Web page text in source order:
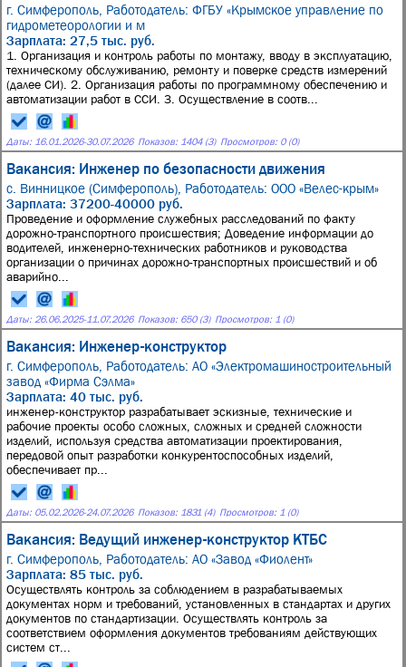
г. Симферополь, Работодатель: ФГБУ «Крымское управление по
гидрометеорологии и м
Зарплата: 27,5 тыс. руб.
1. Организация и контроль работы по монтажу, вводу в эксплуатацию,
техническому обслуживанию, ремонту и поверке средств измерений
(далее СИ). 2. Организация работы по программному обеспечению и
автоматизации работ в ССИ. 3. Осуществление в соотв...
Даты: 16.01.2026-30.07.2026 Показов: 1404 (3) Просмотров: 0 (0)
Вакансия: Инженер по безопасности движения
с. Винницкое (Симферополь), Работодатель: ООО «Велес-крым»
Зарплата: 37200-40000 руб.
Проведение и оформление служебных расследований по факту
дорожно-транспортного происшествия; Доведение информации до
водителей, инженерно-технических работников и руководства
организации о причинах дорожно-транспортных происшествий и об
аварийно...
Даты: 26.06.2025-11.07.2026 Показов: 650 (3) Просмотров: 1 (0)
Вакансия: Инженер-конструктор
г. Симферополь, Работодатель: АО «Электромашиностроительный
завод «Фирма Сэлма»
Зарплата: 40 тыс. руб.
инженер-конструктор разрабатывает эскизные, технические и
рабочие проекты особо сложных, сложных и средней сложности
изделий, используя средства автоматизации проектирования,
передовой опыт разработки конкурентоспособных изделий,
обеспечивает пр...
Даты: 05.02.2026-24.07.2026 Показов: 1831 (4) Просмотров: 1 (0)
Вакансия: Ведущий инженер-конструктор КТБС
г. Симферополь, Работодатель: АО «Завод «Фиолент»
Зарплата: 85 тыс. руб.
Осуществлять контроль за соблюдением в разрабатываемых
документах норм и требований, установленных в стандартах и других
документов по стандартизации. Осуществлять контроль за
соответствием оформления документов требованиям действующих
систем ст...